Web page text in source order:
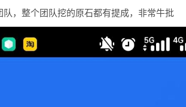
，整个团队挖的原石都有提成，非常牛批